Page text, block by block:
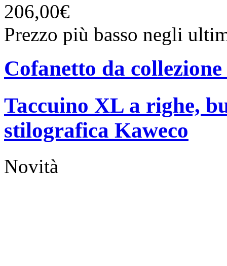
206,00€
Prezzo più basso negli
Cofanetto da
Taccuino XL a righe,
stilografica Kaweco
Novità